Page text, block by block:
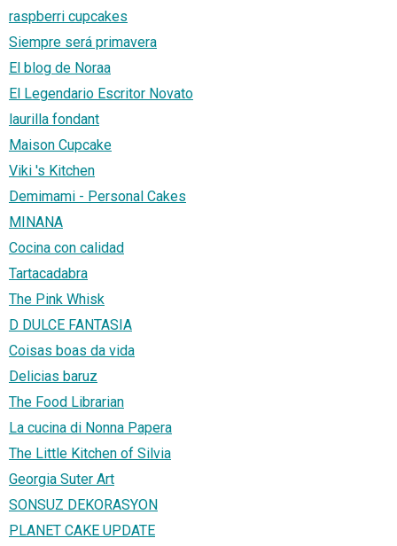
raspberri cupcakes
Siempre será primavera
El blog de Noraa
El Legendario Escritor Novato
laurilla fondant
Maison Cupcake
Viki 's Kitchen
Demimami - Personal Cakes
MINANA
Cocina con calidad
Tartacadabra
The Pink Whisk
D DULCE FANTASIA
Coisas boas da vida
Delicias baruz
The Food Librarian
La cucina di Nonna Papera
The Little Kitchen of Silvia
Georgia Suter Art
SONSUZ DEKORASYON
PLANET CAKE UPDATE